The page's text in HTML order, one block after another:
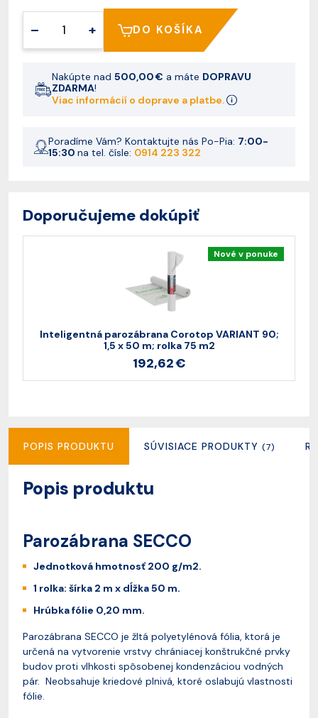
– + DO KOŠÍKA
Nakúpte nad 500,00 € a máte DOPRAVU
ZDARMA!
Viac informácií o doprave a platbe.
Poradíme Vám? Kontaktujte nás Po-Pia: 7:00-
15:30 na tel. čísle: 0914 223 322
Doporučujeme dokúpiť
Nové v ponuke
Inteligentná parozábrana Corotop VARIANT 90;
1,5 x 50 m; rolka 75 m2
192,62 €
POPIS PRODUKTU SÚVISIACE PRODUKTY (7)
Popis produktu
Parozábrana SECCO
Jednotková hmotnosť 200 g/m2.
1 rolka: šírka 2 m x dĺžka 50 m.
Hrúbka fólie 0,20 mm.
Parozábrana SECCO je žltá polyetylénová fólia, ktorá je
určená na vytvorenie vrstvy chrániacej konštrukčné prvky
budov proti vlhkosti spôsobenej kondenzáciou vodných
pár. Neobsahuje kriedové plnivá, ktoré oslabujú vlastnosti
fólie.